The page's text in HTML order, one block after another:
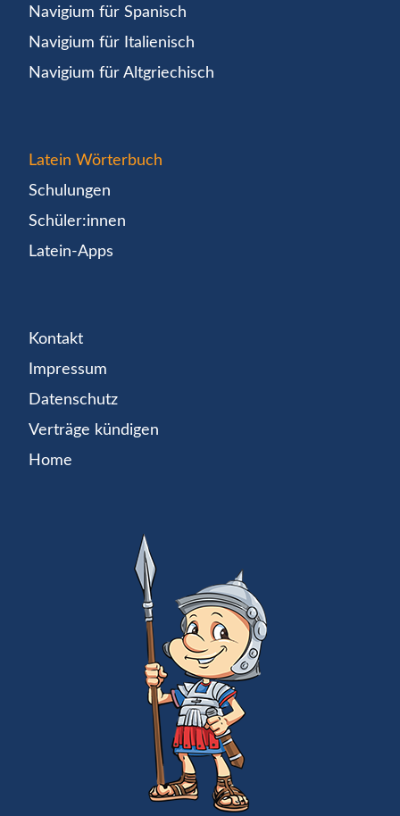
Navigium für Spanisch
Navigium für Italienisch
Navigium für Altgriechisch
Latein Wörterbuch
Schulungen
Schüler:innen
Latein-Apps
Kontakt
Impressum
Datenschutz
Verträge kündigen
Home